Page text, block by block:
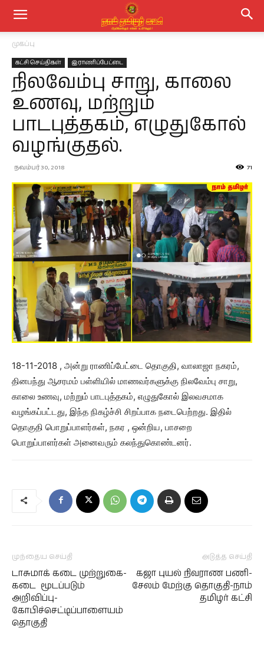
முகப்பு
கட்சி செய்திகள் இராணிப்பேட்டை
நிலவேம்பு சாறு, காலை
உணவு, மற்றும்
பாடபுத்தகம், எழுதுகோல்
வழங்குதல்.
நவம்பர் 30, 2018 71
18-11-2018 , அன்று ராணிப்பேட்டை தொகுதி, வாலாஜா நகரம்,
தினபந்து ஆசரமம் பள்ளியில் மாணவர்களுக்கு நிலவேம்பு சாறு,
காலை உணவு, மற்றும் பாடபுத்தகம், எழுதுகோல் இலவசமாக
வழங்கப்பட்டது, இந்த நிகழ்ச்சி சிறப்பாக நடைபெற்றது. இதில்
தொகுதி பொறுப்பாளர்கள், நகர , ஒன்றிய, பாசறை
பொறுப்பாளர்கள் அனைவரும் கலந்துகொண்டனர்.
முந்தைய செய்தி
டாசுமாக் கடை முற்றுகை-
கடை மூடப்படும்
அறிவிப்பு-
கோபிச்செட்டிப்பாளையம்
தொகுதி
அடுத்த செய்தி
கஜா புயல் நிவராண பணி-
சேலம் மேற்கு தொகுதி-நாம்
தமிழர் கட்சி